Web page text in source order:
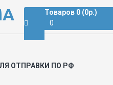
Товаров 0 (0р.)
0
ОТПРАВКИ ПО РФ